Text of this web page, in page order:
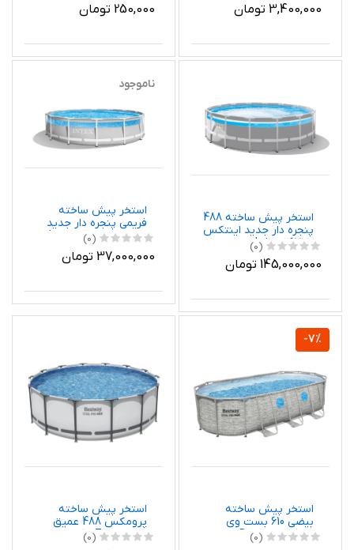
3,400,000 تومان 250,000 تومان
استخر پیش ساخته 488
پنجره دار جدید اینتکس
26730 Intex
(0)
145,000,000 تومان
ناموجود
استخر پیش ساخته
فریمی پنجره دار جدید
اینتکس 26722 Intex
(0)
37,000,000 تومان
-7%
استخر پیش ساخته
بیضی 610 بست وی
56719 Bestway
(0)
استخر پیش ساخته
پرومکس 488 عمیق
بست وی 5612Z (0)